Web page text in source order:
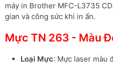
máy in Brother MFC-L3735
gian và công sức khi in ấn.
Mực TN 263 - Màu
Loại Mực: Mực laser màu